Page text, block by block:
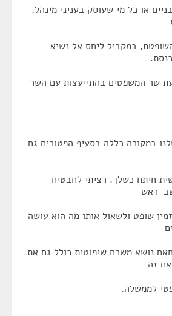
או כל מי שעוסק בעניני מינהל.
במקביל ליחס אל נשיא
שר המשפטים בהתייעצות עם השר
במקורה כללה בסעיף הפטורים גם
חיתח כשלך. רציתי לחבטיח
ראש
שופט ולשאול אותו מה הוא עושה
נושא משרח שיפוטית כולל גם את
זה
לממשלה.